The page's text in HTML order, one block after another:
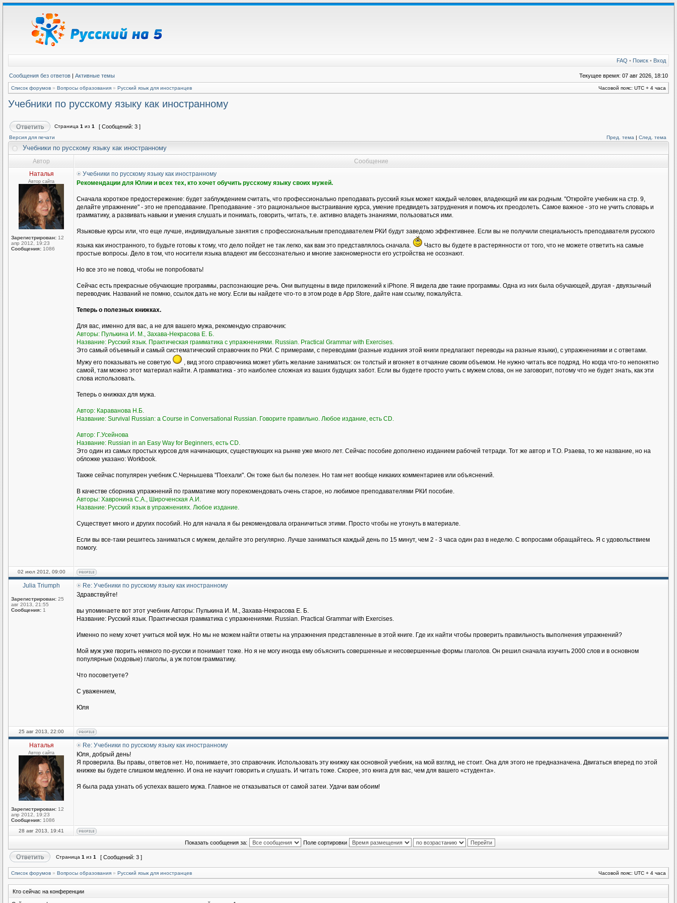
FAQ • Поиск • Вход
Сообщения без ответов | Активные темы Текущее время: 07 авг 2026, 18:10
Список форумов » Вопросы образования » Русский язык для иностранцев Часовой пояс: UTC + 4 часа
Учебники по русскому языку как иностранному
Страница 1 из 1 [ Сообщений: 3 ]
Версия для печати Пред. тема | След. тема
Учебники по русскому языку как иностранному
Автор
Сообщение
Наталья
Автор сайта
Зарегистрирован: 12
апр 2012, 19:23
Сообщения: 1086
Учебники по русскому языку как иностранному
Рекомендации для Юлии и всех тех, кто хочет обучить русскому языку своих мужей.
Сначала короткое предостережение: будет заблуждением считать, что профессионально преподавать русский язык может каждый человек, владеющий им как родным. "Откройте учебник на стр. 9,
делайте упражнение" - это не преподавание. Преподавание - это рациональное выстраивание курса, умение предвидеть затруднения и помочь их преодолеть. Самое важное - это не учить словарь и
грамматику, а развивать навыки и умения слушать и понимать, говорить, читать, т.е. активно владеть знаниями, пользоваться ими.
Языковые курсы или, что еще лучше, индивидуальные занятия с профессиональным преподавателем РКИ будут заведомо эффективнее. Если вы не получили специальность преподавателя русского
языка как иностранного, то будьте готовы к тому, что дело пойдет не так легко, как вам это представлялось сначала.
Часто вы будете в растерянности от того, что не можете ответить на самые
простые вопросы. Дело в том, что носители языка владеют им бессознательно и многие закономерности его устройства не осознают.
Но все это не повод, чтобы не попробовать!
Сейчас есть прекрасные обучающие программы, распознающие речь. Они выпущены в виде приложений к iPhone. Я видела две такие программы. Одна из них была обучающей, другая - двуязычный
переводчик. Названий не помню, ссылок дать не могу. Если вы найдете что-то в этом роде в Аpp Store, дайте нам ссылку, пожалуйста.
Теперь о полезных книжках.
Для вас, именно для вас, а не для вашего мужа, рекомендую справочник:
Авторы: Пулькина И. М., Захава-Некрасова Е. Б.
Название: Русский язык. Практическая грамматика с упражнениями. Russian. Practical Grammar with Exercises.
Это самый объемный и самый систематический справочник по РКИ. С примерами, с переводами (разные издания этой книги предлагают переводы на разные языки), с упражнениями и с ответами.
Мужу его показывать не советую
, вид этого справочника может убить желание заниматься: он толстый и вгоняет в отчаяние своим объемом. Не нужно читать все подряд. Но когда что-то непонятно
самой, там можно этот материал найти. А грамматика - это наиболее сложная из ваших будущих забот. Если вы будете просто учить с мужем слова, он не заговорит, потому что не будет знать, как эти
слова использовать.
Теперь о книжках для мужа.
Автор: Караванова Н.Б.
Название: Survival Russian: а Course in Conversational Russian. Говорите правильно. Любое издание, есть CD.
Автор: Г.Усейнова
Название: Russian in an Easy Way for Beginners, есть СD.
Это один из самых простых курсов для начинающих, существующих на рынке уже много лет. Сейчас пособие дополнено изданием рабочей тетради. Тот же автор и Т.О. Рзаева, то же название, но на
обложке указано: Workbook.
Также сейчас популярен учебник С.Чернышева "Поехали". Он тоже был бы полезен. Но там нет вообще никаких комментариев или объяснений.
В качестве сборника упражнений по грамматике могу порекомендовать очень старое, но любимое преподавателями РКИ пособие.
Авторы: Хавронина С.А., Широченская А.И.
Название: Русский язык в упражнениях. Любое издание.
Существует много и других пособий. Но для начала я бы рекомендовала ограничиться этими. Просто чтобы не утонуть в материале.
Если вы все-таки решитесь заниматься с мужем, делайте это регулярно. Лучше заниматься каждый день по 15 минут, чем 2 - 3 часа один раз в неделю. С вопросами обращайтесь. Я с удовольствием
помогу.
02 июл 2012, 09:00
Julia Triumph
Зарегистрирован: 25
авг 2013, 21:55
Сообщения: 1
Re: Учебники по русскому языку как иностранному
Здравствуйте!
вы упоминаете вот этот учебник Авторы: Пулькина И. М., Захава-Некрасова Е. Б.
Название: Русский язык. Практическая грамматика с упражнениями. Russian. Practical Grammar with Exercises.
Именно по нему хочет учиться мой муж. Но мы не можем найти ответы на упражнения представленные в этой книге. Где их найти чтобы проверить правильность выполнения упражнений?
Мой муж уже гворить немного по-русски и понимает тоже. Но я не могу иногда ему объяснить совершенные и несовершенные формы глаголов. Он решил сначала изучить 2000 слов и в основном
популярные (ходовые) глаголы, а уж потом грамматику.
Что посоветуете?
С уважением,
Юля
25 авг 2013, 22:00
Наталья
Автор сайта
Зарегистрирован: 12
апр 2012, 19:23
Сообщения: 1086
Re: Учебники по русскому языку как иностранному
Юля, добрый день!
Я проверила. Вы правы, ответов нет. Но, понимаете, это справочник. Использовать эту книжку как основной учебник, на мой взгляд, не стоит. Она для этого не предназначена. Двигаться вперед по этой
книжке вы будете слишком медленно. И она не научит говорить и слушать. И читать тоже. Скорее, это книга для вас, чем для вашего «студента».
Я была рада узнать об успехах вашего мужа. Главное не отказываться от самой затеи. Удачи вам обоим!
28 авг 2013, 19:41
Показать сообщения за: Поле сортировки
Страница 1 из 1 [ Сообщений: 3 ]
Список форумов » Вопросы образования » Русский язык для иностранцев Часовой пояс: UTC + 4 часа
Кто сейчас на конференции